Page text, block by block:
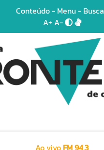
Conteúdo- Menu- Busca
A+ A-
Ao vivo FM 94,3